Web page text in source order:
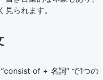
られます。
of + 名詞” で1つの